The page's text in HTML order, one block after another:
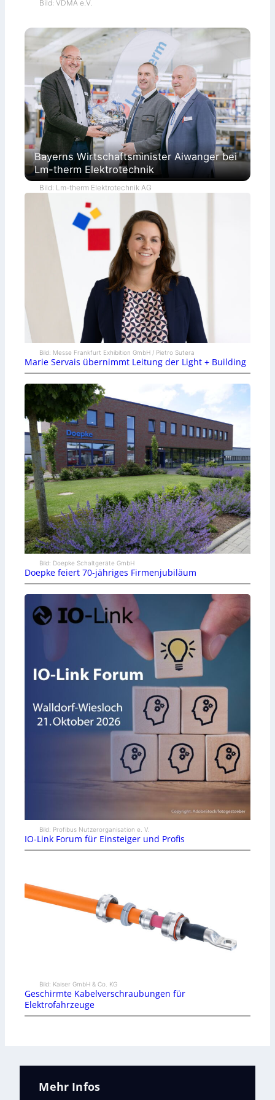
Bild: VDMA e.V.
Bayerns Wirtschaftsminister Aiwanger bei
Lm-therm Elektrotechnik
Bild: Lm-therm Elektrotechnik AG
Bild: Messe Frankfurt Exhibition GmbH / Pietro Sutera
Marie Servais übernimmt Leitung der Light + Building
Bild: Doepke Schaltgeräte GmbH
Doepke feiert 70-jähriges Firmenjubiläum
Bild: Profibus Nutzerorganisation e. V.
IO-Link Forum für Einsteiger und Profis
Bild: Kaiser GmbH & Co. KG
Geschirmte Kabelverschraubungen für
Elektrofahrzeuge
Mehr Infos